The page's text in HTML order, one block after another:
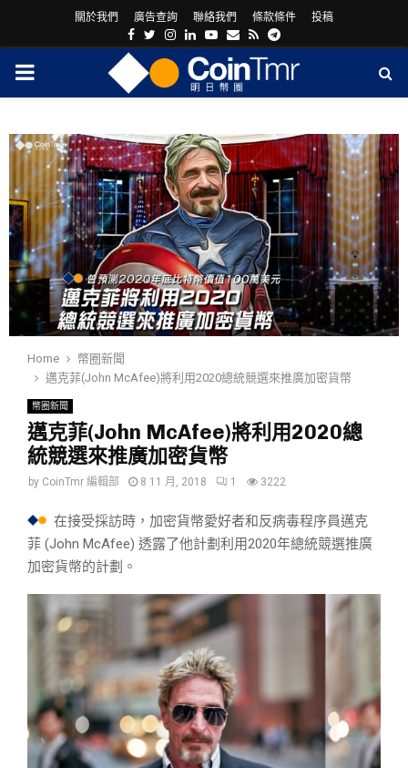
關於我們 廣告查詢 聯絡我們 條款條件 投稿
Facebook
Twitter
Instagram
LinkedinYoutube
Email
RssTelegram
PRIMARY
Home
幣圈新聞
邁克菲(John McAfee)將利用2020總統競選來推廣加密貨幣
幣圈新聞
邁克菲(John McAfee)將利用2020總
統競選來推廣加密貨幣
by CoinTmr 編輯部 8 11 月, 2018 1 3222
在接受採訪時，加密貨幣愛好者和反病毒程序員邁克
菲 (John McAfee) 透露了他計劃利用2020年總統競選推廣
加密貨幣的計劃。